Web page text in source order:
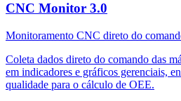
CNC Monitor 3.0
Monitoramento CNC direto do
Coleta dados direto do comando das
em indicadores e gráficos gerenciais,
qualidade para o cálculo de OEE.